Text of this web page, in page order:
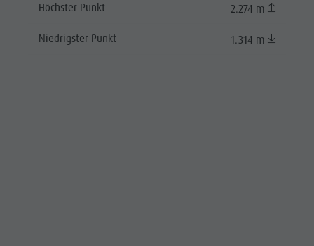
Höchster Punkt 2.274 m
Niedrigster Punkt 1.314 m